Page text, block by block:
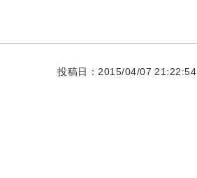
投稿日：2015/04/07 21:22:54